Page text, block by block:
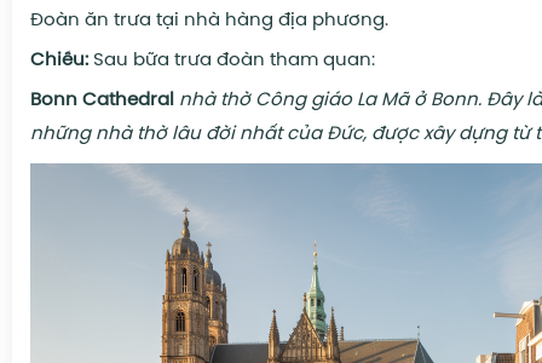
Đoàn ăn trưa tại nhà hàng địa phương.
Chiều: Sau bữa trưa đoàn tham quan:
Bonn Cathedral nhà thờ Công giáo La Mã ở Bonn. Đây
những nhà thờ lâu đời nhất của Đức, được xây dựng từ